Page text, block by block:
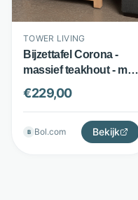
TOWER LIVING
Bijzettafel Corona -
massief teakhout - met
1 lade - bruin - Tower
Living
€229,00
B Bol.com Bekijk